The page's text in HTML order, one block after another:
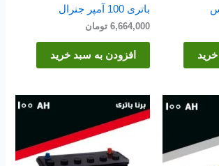
باتری 100 آمپر جنرال
6,664,000 تومان
افزودن به سبد خرید